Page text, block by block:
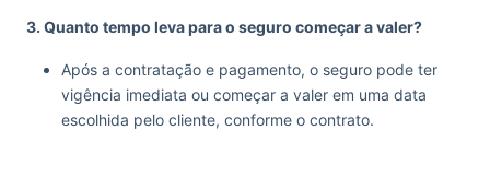
3. Quanto tempo leva para o seguro começar a valer?
Após a contratação e pagamento, o seguro pode ter
vigência imediata ou começar a valer em uma data
escolhida pelo cliente, conforme o contrato.